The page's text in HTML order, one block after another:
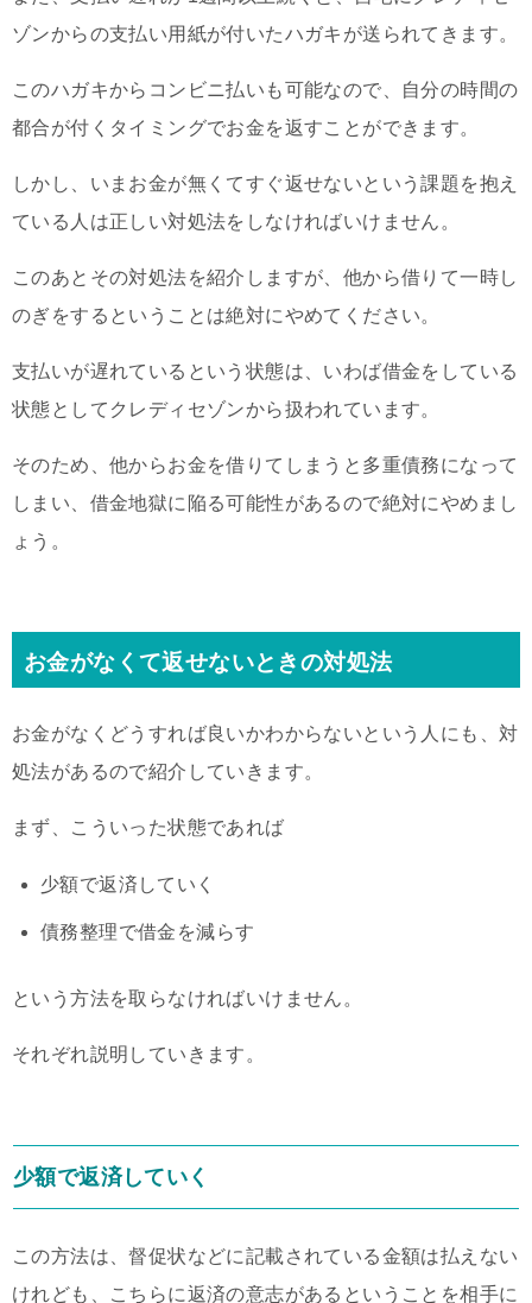
ゾンからの支払い用紙が付いたハガキが送られてきます。
このハガキからコンビニ払いも可能なので、自分の時間の
都合が付くタイミングでお金を返すことができます。
しかし、いまお金が無くてすぐ返せないという課題を抱え
ている人は正しい対処法をしなければいけません。
このあとその対処法を紹介しますが、他から借りて一時し
のぎをするということは絶対にやめてください。
支払いが遅れているという状態は、いわば借金をしている
状態としてクレディセゾンから扱われています。
そのため、他からお金を借りてしまうと多重債務になって
しまい、借金地獄に陥る可能性があるので絶対にやめまし
ょう。
お金がなくて返せないときの対処法
お金がなくどうすれば良いかわからないという人にも、対
処法があるので紹介していきます。
まず、こういった状態であれば
少額で返済していく
債務整理で借金を減らす
という方法を取らなければいけません。
それぞれ説明していきます。
少額で返済していく
この方法は、督促状などに記載されている金額は払えない
けれども、こちらに返済の意志があるということを相手に